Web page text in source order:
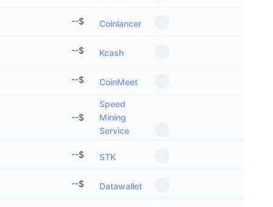
Coinlancer
$
--
Kcash
$
--
CoinMeet
$
--
Speed
Mining
Service
$
--
STK
$
--
Datawallet
$
--